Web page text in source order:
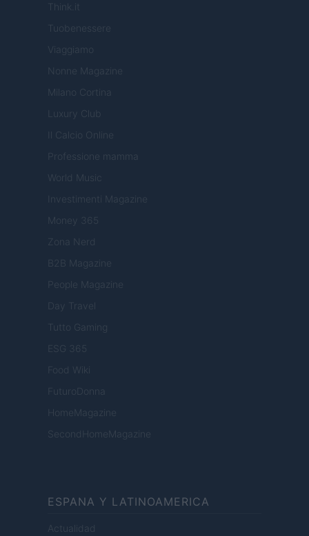
Think.it
Tuobenessere
Viaggiamo
Nonne Magazine
Milano Cortina
Luxury Club
Il Calcio Online
Professione mamma
World Music
Investimenti Magazine
Money 365
Zona Nerd
B2B Magazine
People Magazine
Day Travel
Tutto Gaming
ESG 365
Food Wiki
FuturoDonna
HomeMagazine
SecondHomeMagazine
ESPANA Y LATINOAMERICA
Actualidad